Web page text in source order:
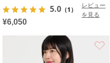
5.0 （1）
レビュー
を見る
¥6,050